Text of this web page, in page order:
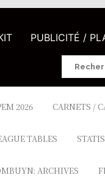
PUBLICITÉ /
Search
2026 CARNETS /
TABLES
ARCHIVES